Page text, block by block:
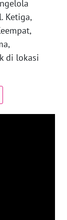
Ketiga,
di lokasi